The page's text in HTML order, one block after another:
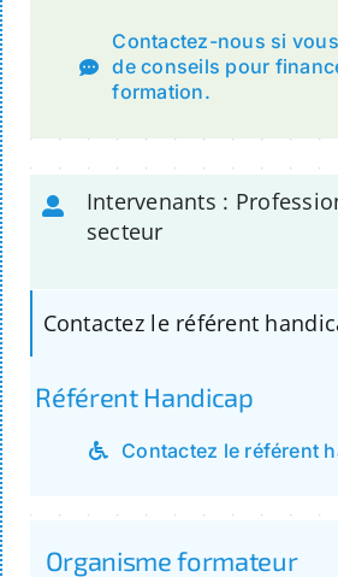
Contactez-nous si
de conseils pour
formation.
Intervenants :
secteur
Contactez le référent
Référent Handicap
Contactez le référent
Organisme formateur